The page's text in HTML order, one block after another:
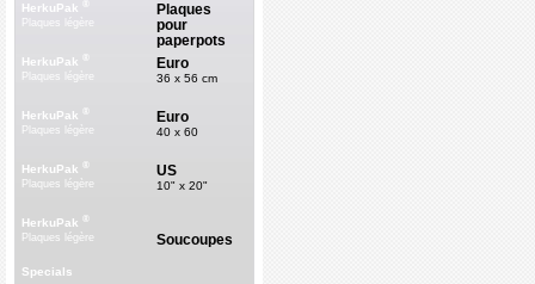
HerkuPak
Plaques légère
Plaques
pour
paperpots
HerkuPak ®
Plaques légère
Euro
36 x 56 cm
HerkuPak ®
Plaques légère
Euro
40 x 60
HerkuPak ®
Plaques légère
US
10" x 20"
HerkuPak ®
Plaques légère
Soucoupes
Specials